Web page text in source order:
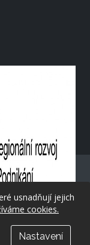
usnadňují jejich
cookies.
Nastavení